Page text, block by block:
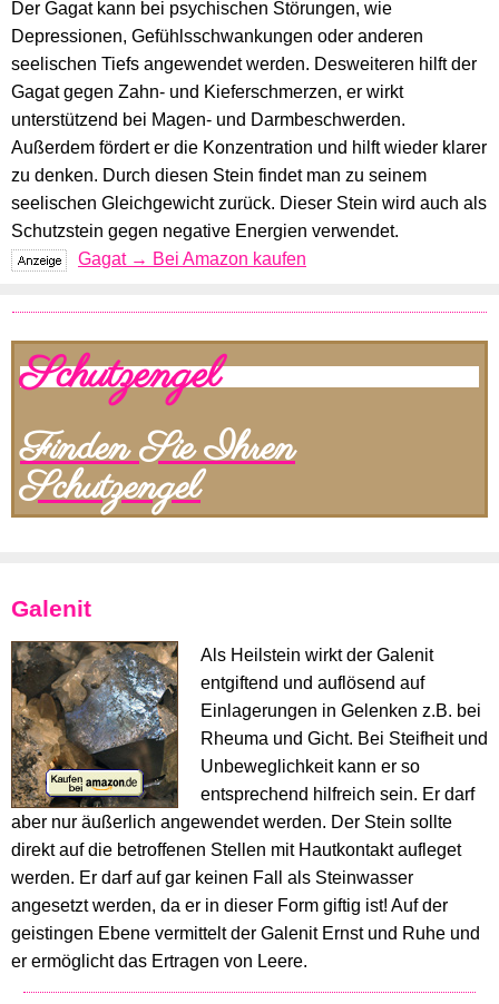
Der Gagat kann bei psychischen Störungen, wie
Depressionen, Gefühlsschwankungen oder anderen
seelischen Tiefs angewendet werden. Desweiteren hilft der
Gagat gegen Zahn- und Kieferschmerzen, er wirkt
unterstützend bei Magen- und Darmbeschwerden.
Außerdem fördert er die Konzentration und hilft wieder klarer
zu denken. Durch diesen Stein findet man zu seinem
seelischen Gleichgewicht zurück. Dieser Stein wird auch als
Schutzstein gegen negative Energien verwendet.
Gagat → Bei Amazon kaufen
Schutzengel
Finden Sie Ihren
Schutzengel
Galenit
Als Heilstein wirkt der Galenit
entgiftend und auflösend auf
Einlagerungen in Gelenken z.B. bei
Rheuma und Gicht. Bei Steifheit und
Unbeweglichkeit kann er so
entsprechend hilfreich sein. Er darf
aber nur äußerlich angewendet werden. Der Stein sollte
direkt auf die betroffenen Stellen mit Hautkontakt aufleget
werden. Er darf auf gar keinen Fall als Steinwasser
angesetzt werden, da er in dieser Form giftig ist! Auf der
geistingen Ebene vermittelt der Galenit Ernst und Ruhe und
er ermöglicht das Ertragen von Leere.